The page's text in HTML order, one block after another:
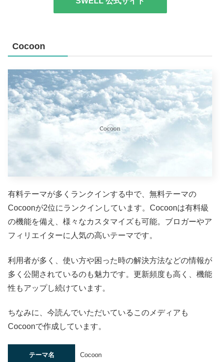
Cocoon
有料テーマが多くランクインする中で、無料テーマの
Cocoonが2位にランクインしています。Cocoonは有料級
の機能を備え、様々なカスタマイズも可能。ブロガーやア
フィリエイターに人気の高いテーマです。
利用者が多く、使い方や困った時の解決方法などの情報が
多く公開されているのも魅力です。更新頻度も高く、機能
性もアップし続けています。
ちなみに、今読んでいただいているこのメディアも
Cocoonで作成しています。
テーマ名 Cocoon